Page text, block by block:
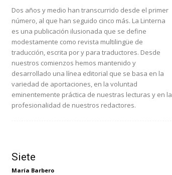
Dos años y medio han transcurrido desde el primer
número, al que han seguido cinco más. La Linterna
es una publicación ilusionada que se define
modestamente como revista multilingüe de
traducción, escrita por y para traductores. Desde
nuestros comienzos hemos mantenido y
desarrollado una línea editorial que se basa en la
variedad de aportaciones, en la voluntad
eminentemente práctica de nuestras lecturas y en la
profesionalidad de nuestros redactores.
Siete
María Barbero